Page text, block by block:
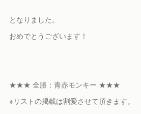
となりました。
おめでとうございます！
★★★ 全勝：青赤モンキー ★★★
※リストの掲載は割愛させて頂きます。